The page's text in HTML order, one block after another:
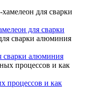
для сварки
сварки алюминия
процессов и как